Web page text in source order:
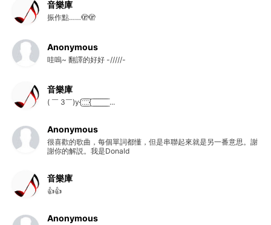
音樂庫
振作點……🫣🫣
Anonymous
哇嗚~ 翻譯的好好 -/////-
音樂庫
( ￣ 3￣)y{:̲̅:̲̅:̲̅:̲̅{ ̲̅ ̲̅ ̲̅ ̲̅ ̲̅ ̲̅ ̲̅ ̲̅ ̲̅ ...
Anonymous
很喜歡的歌曲，每個單詞都懂，但是串聯起來就是另一番意思。謝
謝你的解説。我是Donald
音樂庫
👍👍
Anonymous